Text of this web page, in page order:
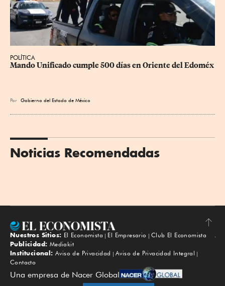
POLÍTICA
Mando Unificado cumple 500 días en Oriente del Edoméx
Por Gobierno del Estado de México
Noticias Recomendadas
Subir
Nuestros Sitios: El Economista El Empresario
Club El Economista
Publicidad: Mediakit
Institucional: Aviso de Privacidad
Aviso de Privacidad Integral
Contacto
Una empresa de Nacer Global